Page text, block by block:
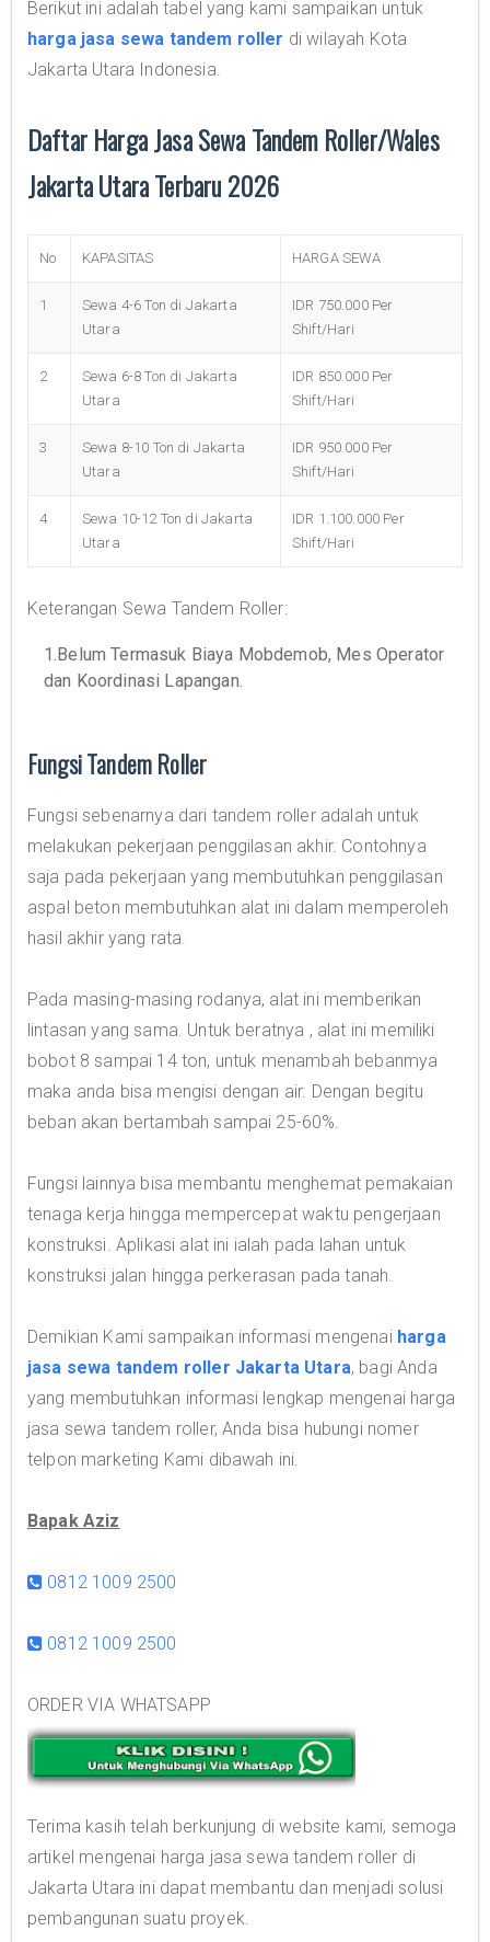
Berikut ini adalah tabel yang kami sampaikan untuk
harga jasa sewa tandem roller di wilayah Kota
Jakarta Utara Indonesia.
Daftar Harga Jasa Sewa Tandem Roller/Wales
Jakarta Utara Terbaru 2026
No KAPASITAS HARGA SEWA
1
Sewa 4-6 Ton di Jakarta
Utara
IDR 750.000 Per
Shift/Hari
2
Sewa 6-8 Ton di Jakarta
Utara
IDR 850.000 Per
Shift/Hari
3
Sewa 8-10 Ton di Jakarta
Utara
IDR 950.000 Per
Shift/Hari
4
Sewa 10-12 Ton di Jakarta
Utara
IDR 1.100.000 Per
Shift/Hari
Keterangan Sewa Tandem Roller:
1.Belum Termasuk Biaya Mobdemob, Mes Operator
dan Koordinasi Lapangan.
Fungsi Tandem Roller
Fungsi sebenarnya dari tandem roller adalah untuk
melakukan pekerjaan penggilasan akhir. Contohnya
saja pada pekerjaan yang membutuhkan penggilasan
aspal beton membutuhkan alat ini dalam memperoleh
hasil akhir yang rata.
Pada masing-masing rodanya, alat ini memberikan
lintasan yang sama. Untuk beratnya , alat ini memiliki
bobot 8 sampai 14 ton, untuk menambah bebanmya
maka anda bisa mengisi dengan air. Dengan begitu
beban akan bertambah sampai 25-60%.
Fungsi lainnya bisa membantu menghemat pemakaian
tenaga kerja hingga mempercepat waktu pengerjaan
konstruksi. Aplikasi alat ini ialah pada lahan untuk
konstruksi jalan hingga perkerasan pada tanah.
Demikian Kami sampaikan informasi mengenai harga
jasa sewa tandem roller Jakarta Utara, bagi Anda
yang membutuhkan informasi lengkap mengenai harga
jasa sewa tandem roller, Anda bisa hubungi nomer
telpon marketing Kami dibawah ini.
Bapak Aziz
0812 1009 2500
0812 1009 2500
ORDER VIA WHATSAPP
Terima kasih telah berkunjung di website kami, semoga
artikel mengenai harga jasa sewa tandem roller di
Jakarta Utara ini dapat membantu dan menjadi solusi
pembangunan suatu proyek.